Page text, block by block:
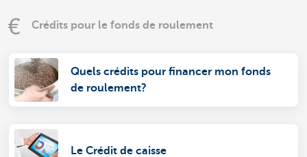
Crédits pour le fonds de roulement
Quels crédits pour financer mon fonds
de roulement?
Le Crédit de caisse